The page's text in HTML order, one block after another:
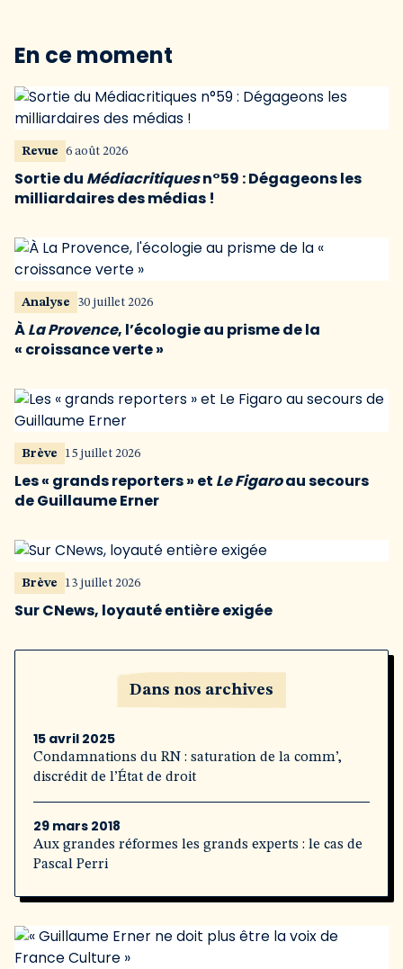
En ce moment
Revue 6 août 2026
Sortie du Médiacritiquesn°59 : Dégageons les
milliardaires des médias !
Analyse 30 juillet 2026
ÀLa Provence, l’écologie au prisme de la
« croissance verte »
Brève 15 juillet 2026
Les « grands reporters » et Le Figaroau secours
de Guillaume Erner
Brève 13 juillet 2026
Sur CNews, loyauté entière exigée
Dans nos archives
15 avril 2025
Condamnations du RN : saturation de la comm’,
discrédit de l’État de droit
29 mars 2018
Aux grandes réformes les grands experts : le cas de
Pascal Perri